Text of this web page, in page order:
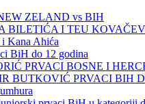
ZELAND vs BIH
BILETIĆA I TEU
Kana Ahića
BiH do 12 godina
PRVACI BOSNE I
BUTKOVIĆ PRVACI BIH